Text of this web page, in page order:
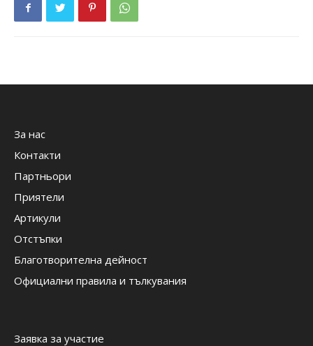
За нас
Контакти
Партньори
Приятели
Артикули
Отстъпки
Благотворителна дейност
Официални правила и тълкувания
Заявка за участие